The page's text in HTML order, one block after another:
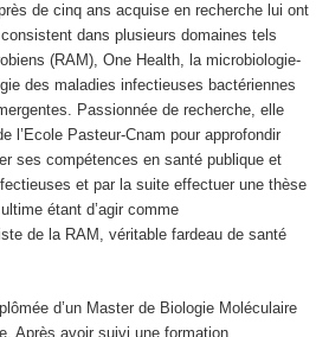
de cinq ans acquise en recherche lui ont
dans plusieurs domaines tels
(RAM), One Health, la microbiologie-
des maladies infectieuses bactériennes
Passionnée de recherche, elle
l’Ecole Pasteur-Cnam pour approfondir
ses compétences en santé publique et
et par la suite effectuer une thèse
étant d’agir comme
de la RAM, véritable fardeau de santé
d’un Master de Biologie Moléculaire
Après avoir suivi une formation